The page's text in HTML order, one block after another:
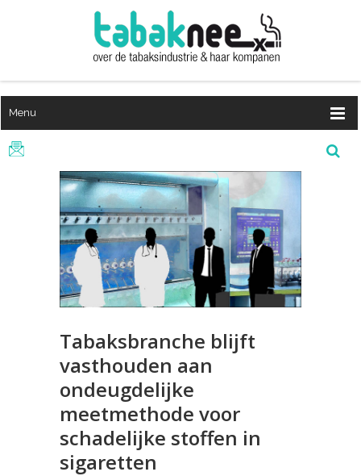
Menu
Tabaksbranche blijft
vasthouden aan
ondeugdelijke
meetmethode voor
schadelijke stoffen in
sigaretten